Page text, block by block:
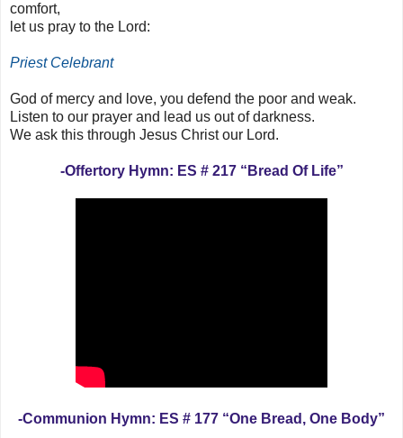
comfort,
let us pray to the Lord:
Priest Celebrant
God of mercy and love, you defend the poor and weak.
Listen to our prayer and lead us out of darkness.
We ask this through Jesus Christ our Lord.
-Offertory Hymn: ES # 217 “Bread Of Life”
-Communion Hymn: ES # 177 “One Bread, One Body”